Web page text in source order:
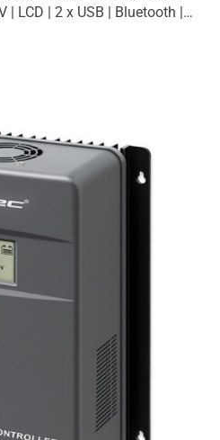
LCD | 2 x USB | Bluetooth |